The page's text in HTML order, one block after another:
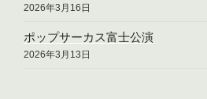
2026年3月16日
ポップサーカス富士公演
2026年3月13日